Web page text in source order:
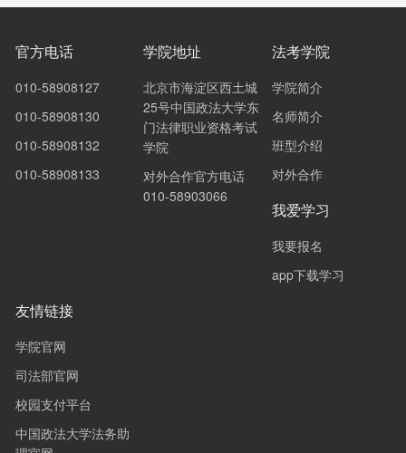
官方电话
010-58908127
010-58908130
010-58908132
010-58908133
学院地址
北京市海淀区西土城
25号中国政法大学东
门法律职业资格考试
学院
对外合作官方电话
010-58903066
法考学院
学院简介
名师简介
班型介绍
对外合作
我爱学习
我要报名
app下载学习
友情链接
学院官网
司法部官网
校园支付平台
中国政法大学法务助